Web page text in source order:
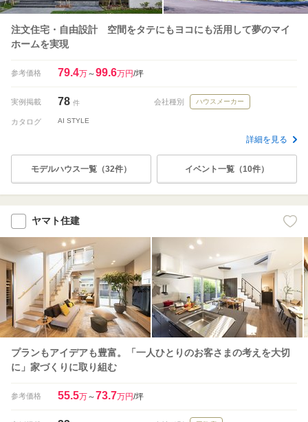
注文住宅・自由設計 空間をタテにもヨコにも活用して夢のマイ
ホームを実現
参考価格 79.4万～99.6万円/坪
実例掲載 78 件 会社種別 ハウスメーカー
カタログ AI STYLE
詳細を見る
モデルハウス一覧（32件） イベント一覧（10件）
ヤマト住建
プランもアイデアも豊富。「一人ひとりのお客さまの考えを大切
に」家づくりに取り組む
参考価格 55.5万～73.7万円/坪